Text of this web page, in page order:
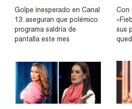
Golpe inesperado en Canal
13: aseguran que polémico
programa saldría de
pantalla este mes
Con
sus